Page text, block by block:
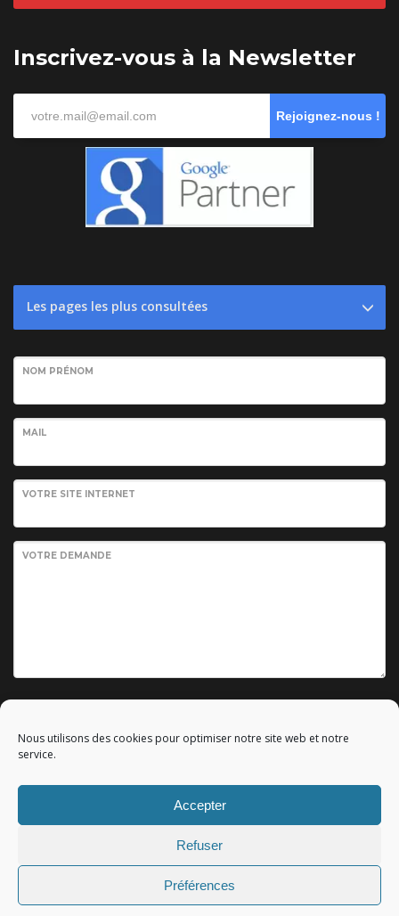
Nous utilisons des cookies pour optimiser notre site web et notre
service.
Accepter
Refuser
Préférences
Inscrivez-vous à la Newsletter
Rejoignez-nous !
Les pages les plus consultées
NOM PRÉNOM
MAIL
VOTRE SITE INTERNET
VOTRE DEMANDE
Mentions légales|All rights reserved - Tous droits